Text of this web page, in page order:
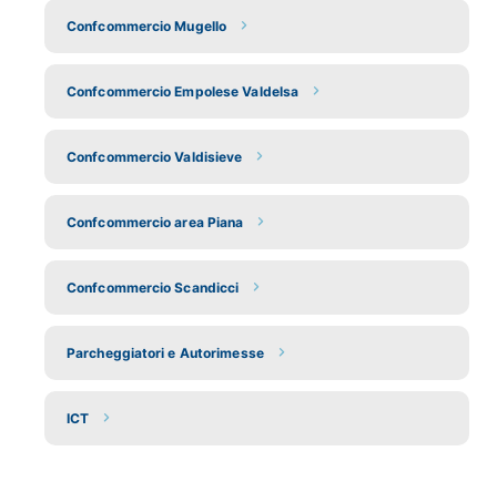
Confcommercio Mugello
Confcommercio Empolese Valdelsa
Confcommercio Valdisieve
Confcommercio area Piana
Confcommercio Scandicci
Parcheggiatori e Autorimesse
ICT